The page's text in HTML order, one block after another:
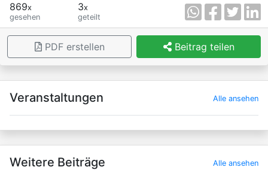
869x
gesehen
3x
geteilt
PDF erstellen Beitrag teilen
×
Veranstaltungen Alle ansehen
Weitere Beiträge Alle ansehen